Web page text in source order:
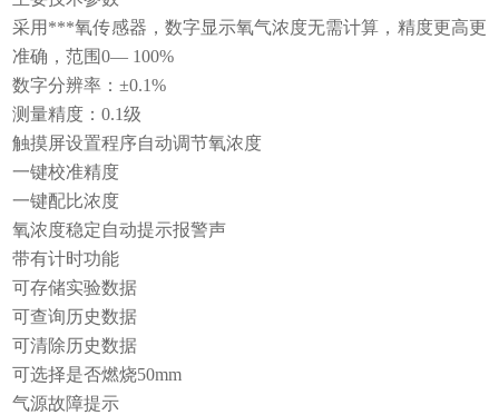
采用***氧传感器，数字显示氧气浓度无需计算，精度更高更
准确，范围0— 100%
数字分辨率：±0.1%
测量精度：0.1级
触摸屏设置程序自动调节氧浓度
一键校准精度
一键配比浓度
氧浓度稳定自动提示报警声
带有计时功能
可存储实验数据
可查询历史数据
可清除历史数据
可选择是否燃烧50mm
气源故障提示